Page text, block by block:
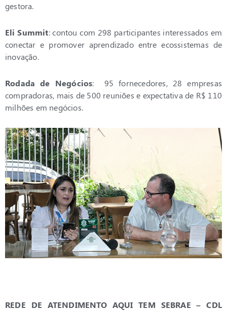
gestora.
Eli Summit: contou com 298 participantes interessados em
conectar e promover aprendizado entre ecossistemas de
inovação.
Rodada de Negócios: 95 fornecedores, 28 empresas
compradoras, mais de 500 reuniões e expectativa de R$ 110
milhões em negócios.
REDE DE ATENDIMENTO AQUI TEM SEBRAE – CDL